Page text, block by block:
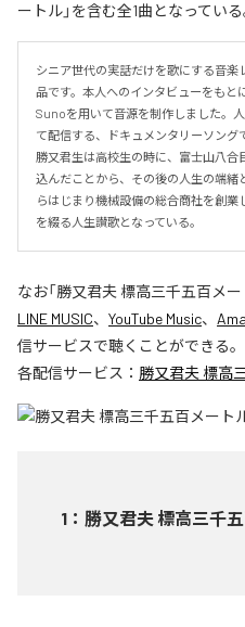
ートル」を含む全1曲となっている
シニア世代の実話だけを歌にする音楽
品です。本人へのインタビューをもと
Sunoを用いて音源を制作しました。
て配信する、ドキュメンタリーソング
勝又君生は高校生の時に、富士山八
込んだことから、その後の人生の端
らはじまり機械設備の総合商社を創
を綴る人生讃歌となっている。
なお「勝又君夫 標高三千五百メ
LINE MUSIC、 YouTube Music、
信サービスで聴くことができる。
各配信サービス： 勝又君夫 標高
1 ： 勝又君夫 標高三千